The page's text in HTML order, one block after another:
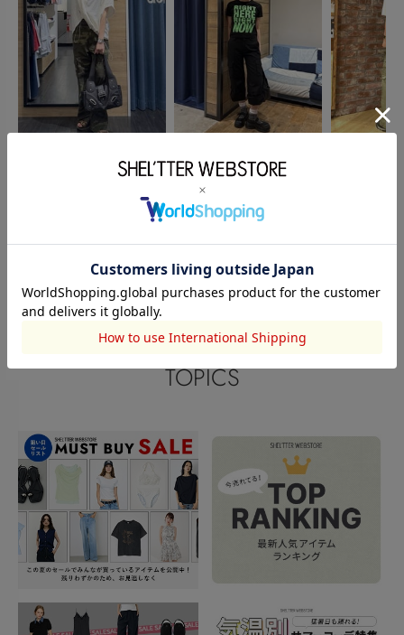
RODEO CROWNS WIDE
RODEO CROWNS WIDE
BOWL
桝田燎
172cm
このアイテムを見た人がチェックしている商品
閲覧中カテゴリーのランキング
TOPICS